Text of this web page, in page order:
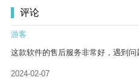
评论
游客
这款软件的售后服务非常好，遇到问
2024-02-07